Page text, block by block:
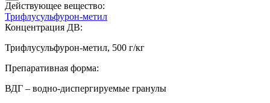
Действующее вещество:
Трифлусульфурон-метил
Концентрация ДВ:
Трифлусульфурон-метил, 500 г/кг
Препаративная форма:
ВДГ – водно-диспергируемые гранулы